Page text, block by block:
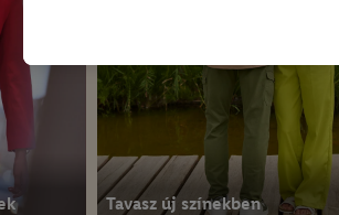
Tavasz új színekben